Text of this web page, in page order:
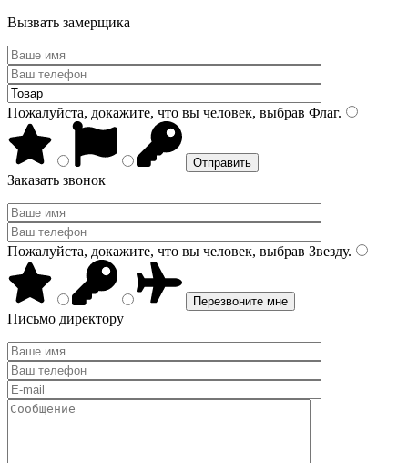
Вызвать замерщика
Пожалуйста, докажите, что вы человек, выбрав Флаг.
Заказать звонок
Пожалуйста, докажите, что вы человек, выбрав Звезду.
Письмо директору